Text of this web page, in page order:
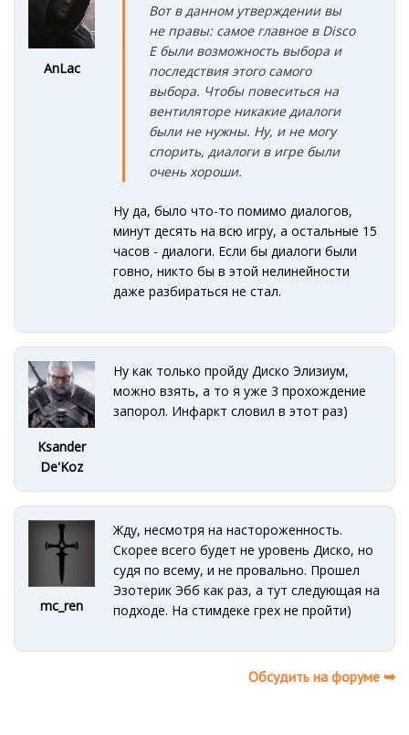
AnLac
Вот в данном утверждении вы
не правы: самое главное в Disco
E были возможность выбора и
последствия этого самого
выбора. Чтобы повеситься на
вентиляторе никакие диалоги
были не нужны. Ну, и не могу
спорить, диалоги в игре были
очень хороши.
Ну да, было что-то помимо диалогов,
минут десять на всю игру, а остальные 15
часов - диалоги. Если бы диалоги были
говно, никто бы в этой нелинейности
даже разбираться не стал.
Ksander
De'Koz
Ну как только пройду Диско Элизиум,
можно взять, а то я уже 3 прохождение
запорол. Инфаркт словил в этот раз)
mc_ren
Жду, несмотря на настороженность.
Скорее всего будет не уровень Диско, но
судя по всему, и не провально. Прошел
Эзотерик Эбб как раз, а тут следующая на
подходе. На стимдеке грех не пройти)
Обсудить на форуме ➥